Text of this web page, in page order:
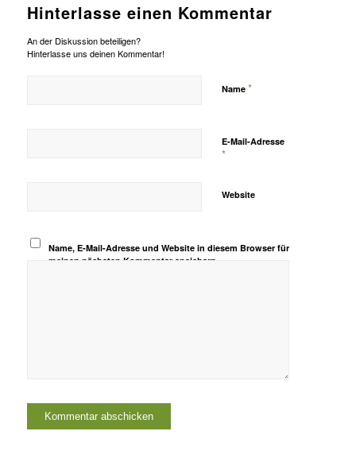
Hinterlasse einen Kommentar
An der Diskussion beteiligen?
Hinterlasse uns deinen Kommentar!
Name *
E-Mail-Adresse
*
Website
Name, E-Mail-Adresse und Website in diesem Browser für
meinen nächsten Kommentar speichern.